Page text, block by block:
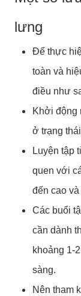
lưng
Để thực
toàn và
điều như
Khởi động
ở trạng
Luyện tập
quen với
đến cao
Các buổi
cần dành
khoảng 1-
sàng.
Nên tham